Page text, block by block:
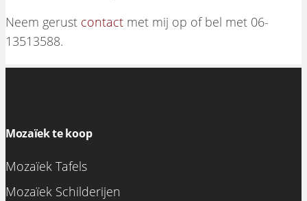
Neem gerust contact met mij op of bel met 06-
13513588.
Mozaïek te koop
Mozaïek Tafels
Mozaïek Schilderijen